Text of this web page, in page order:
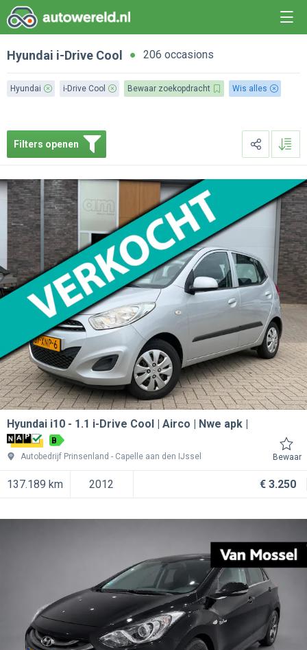
Hyundai i-Drive Cool 206 occasions
Hyundai i-Drive Cool Bewaar zoekopdracht Wis alles
Filters openen
Hyundai i10 1.1 i-Drive Cool | Airco | Nwe apk |
B
Autobedrijf Prinsenland
Capelle aan den IJssel Bewaar
137.189 km 2012 € 3.250